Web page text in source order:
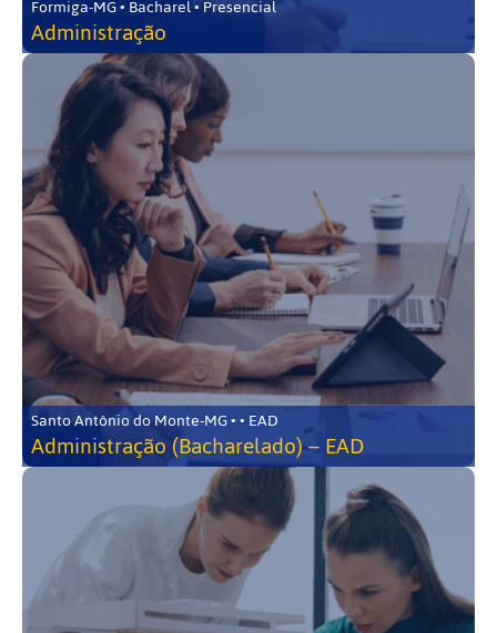
Formiga-MG • Bacharel • Presencial
Administração
Santo Antônio do Monte-MG • • EAD
Administração (Bacharelado) – EAD